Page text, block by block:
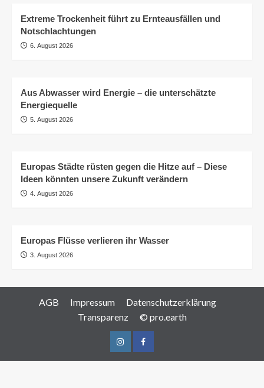
Extreme Trockenheit führt zu Ernteausfällen und
Notschlachtungen
6. August 2026
Aus Abwasser wird Energie – die unterschätzte
Energiequelle
5. August 2026
Europas Städte rüsten gegen die Hitze auf – Diese
Ideen könnten unsere Zukunft verändern
4. August 2026
Europas Flüsse verlieren ihr Wasser
3. August 2026
AGB Impressum
Datenschutzerklärung
Transparenz
© pro.earth